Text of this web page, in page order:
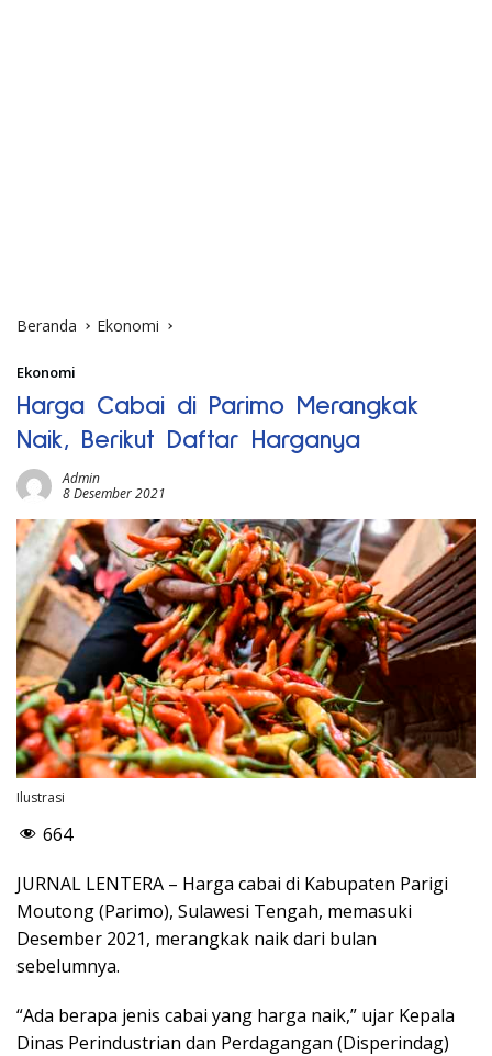
Beranda Ekonomi
Ekonomi
Harga Cabai di Parimo Merangkak
Naik, Berikut Daftar Harganya
Admin
8 Desember 2021
Ilustrasi
664
JURNAL LENTERA – Harga cabai di Kabupaten Parigi
Moutong (Parimo), Sulawesi Tengah, memasuki
Desember 2021, merangkak naik dari bulan
sebelumnya.
“Ada berapa jenis cabai yang harga naik,” ujar Kepala
Dinas Perindustrian dan Perdagangan (Disperindag)